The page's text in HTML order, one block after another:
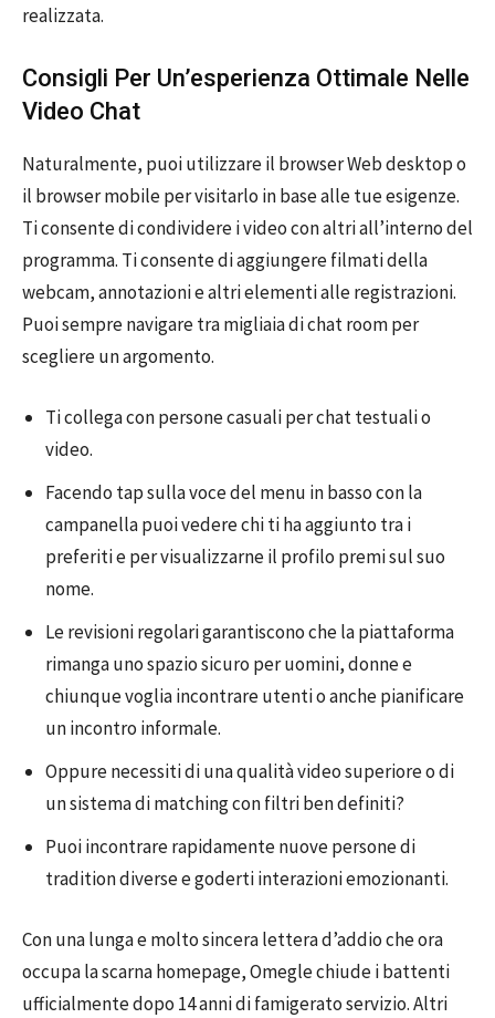
realizzata.
Consigli Per Un’esperienza Ottimale Nelle
Video Chat
Naturalmente, puoi utilizzare il browser Web desktop o
il browser mobile per visitarlo in base alle tue esigenze.
Ti consente di condividere i video con altri all’interno del
programma. Ti consente di aggiungere filmati della
webcam, annotazioni e altri elementi alle registrazioni.
Puoi sempre navigare tra migliaia di chat room per
scegliere un argomento.
Ti collega con persone casuali per chat testuali o
video.
Facendo tap sulla voce del menu in basso con la
campanella puoi vedere chi ti ha aggiunto tra i
preferiti e per visualizzarne il profilo premi sul suo
nome.
Le revisioni regolari garantiscono che la piattaforma
rimanga uno spazio sicuro per uomini, donne e
chiunque voglia incontrare utenti o anche pianificare
un incontro informale.
Oppure necessiti di una qualità video superiore o di
un sistema di matching con filtri ben definiti?
Puoi incontrare rapidamente nuove persone di
tradition diverse e goderti interazioni emozionanti.
Con una lunga e molto sincera lettera d’addio che ora
occupa la scarna homepage, Omegle chiude i battenti
ufficialmente dopo 14 anni di famigerato servizio. Altri